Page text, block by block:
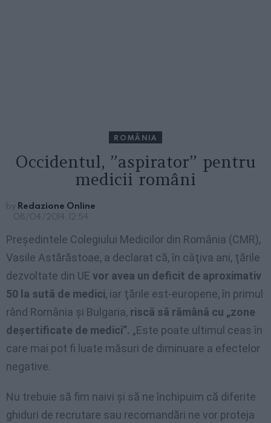
ROMÂNIA
Occidentul, ”aspirator” pentru
medicii români
by Redazione Online
08/04/2014, 12:54
Preşedintele Colegiului Medicilor din România (CMR),
Vasile Astărăstoae, a declarat că, în câţiva ani, ţările
dezvoltate din UE vor avea un deficit de aproximativ
50 la sută de medici, iar ţările est-europene, în primul
rând România şi Bulgaria, riscă să rămână cu „zone
deşertificate de medici”. „Este poate ultimul ceas în
care mai pot fi luate măsuri de diminuare a efectelor
negative.
Nu trebuie să fim naivi şi să ne închipuim că diferite
ghiduri de recrutare sau recomandări ne vor proteja